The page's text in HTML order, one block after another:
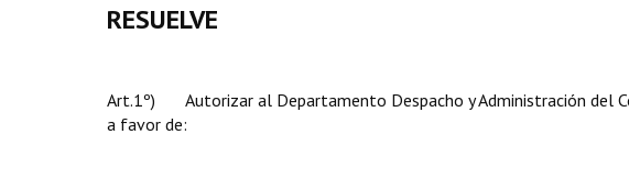
RESUELVE
Art.1º) Autorizar al Departamento Despacho y Administración del
a favor de: